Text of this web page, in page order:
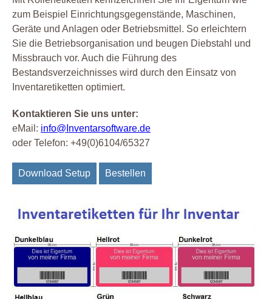
zum Beispiel Einrichtungsgegenstände, Maschinen,
Geräte und Anlagen oder Betriebsmittel. So erleichtern
Sie die Betriebsorganisation und beugen Diebstahl und
Missbrauch vor. Auch die Führung des
Bestandsverzeichnisses wird durch den Einsatz von
Inventaretiketten optimiert.
Kontaktieren Sie uns unter:
eMail: info@Inventarsoftware.de
oder Telefon: +49(0)6104/65327
Download Setup Bestellen